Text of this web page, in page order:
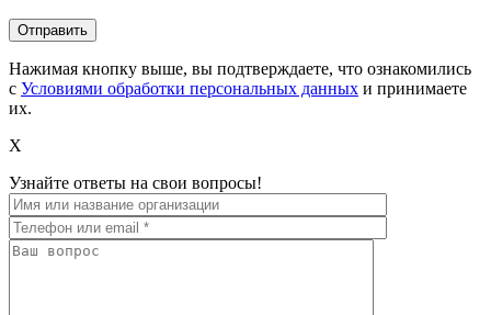
Нажимая кнопку выше, вы подтверждаете, что ознакомились
с Условиями обработки персональных данных и принимаете
их.
X
Узнайте ответы на свои вопросы!